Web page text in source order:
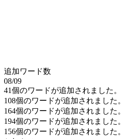
追加ワード数
08/09
41個のワードが追加されました。
108個のワードが追加されました。
164個のワードが追加されました。
194個のワードが追加されました。
156個のワードが追加されました。